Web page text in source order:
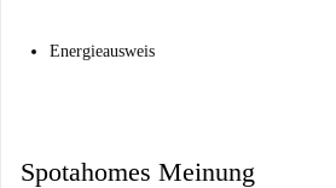
Energieausweis
Spotahomes Meinung